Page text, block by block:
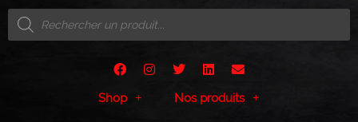
Shop Nos produits